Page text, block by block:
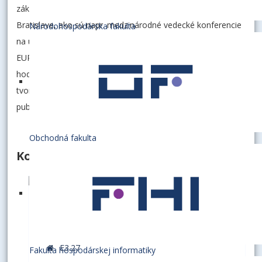
Národohospodárska fakulta
Obchodná fakulta
Fakulta hospodárskej informatiky
základe poverenia Vedenia EU v Bratislave na úrovni EU v
Bratislave, ako sú napr. medzinárodné vedecké konferencie
na úrovni EU v Bratislave, zabezpečuje starostlivosť o
EURAXESS centrum/WELCOME centrum, periodické
hodnotenie výskumnej, vývojovej, umeleckej a ďalšej
tvorivej činnosti (VER), prípravu podkladov na odmeny za
publikačnú činnosť (Fond rozvoja vedy).
Kontakty
TKÁČOVÁ, Jana, Ing.
E3.27